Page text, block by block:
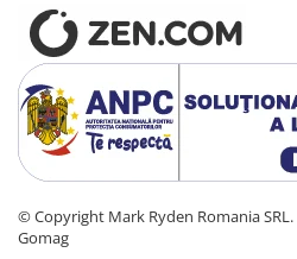
©️ Copyright Mark Ryden Romania SRL.
Gomag